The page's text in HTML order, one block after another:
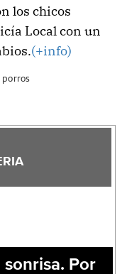
los chicos
Local con un
(+info)
porros
sonrisa. Por